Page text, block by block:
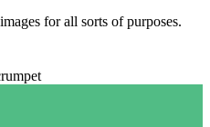
for all sorts of purposes.